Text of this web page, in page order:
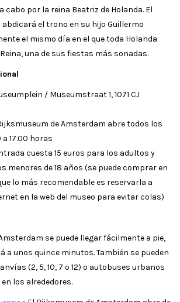
cabo por la reina Beatriz de Holanda. El
el trono en su hijo Guillermo
el mismo día en el que toda Holanda
una de sus fiestas más sonadas.
/ Museumstraat 1, 1071 CJ
de Amsterdam abre todos los
17.00 horas
cuesta 15 euros para los adultos y
menores de 18 años (se puede comprar en
lo más recomendable es reservarla a
en la web del museo para evitar colas)
se puede llegar fácilmente a pie,
a unos quince minutos. También se pueden
(2, 5, 10, 7 o 12) o autobuses urbanos
los alrededores.